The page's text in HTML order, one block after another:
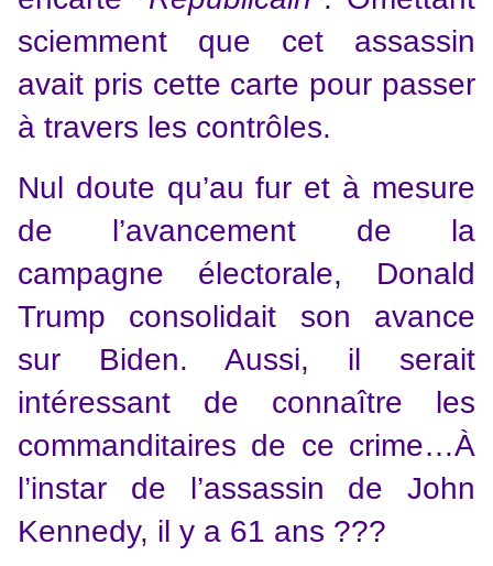
sciemment que cet assassin
avait pris cette carte pour passer
à travers les contrôles.
Nul doute qu’au fur et à mesure
de l’avancement de la
campagne électorale, Donald
Trump consolidait son avance
sur Biden. Aussi, il serait
intéressant de connaître les
commanditaires de ce crime…À
l’instar de l’assassin de John
Kennedy, il y a 61 ans ???